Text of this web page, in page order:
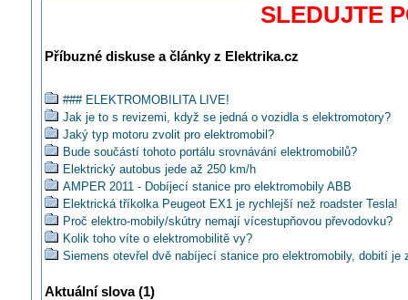
SLEDUJTE
Příbuzné diskuse a články z Elektrika.cz
### ELEKTROMOBILITA LIVE!
Jak je to s revizemi, když se jedná o vozidla s elektromotory?
Jaký typ motoru zvolit pro elektromobil?
Bude součástí tohoto portálu srovnávání elektromobilů?
Elektrický autobus jede až 250 km/h
AMPER 2011 - Dobíjecí stanice pro elektromobily ABB
Elektrická tříkolka Peugeot EX1 je rychlejší než roadster Tesla!
Proč elektro-mobily/skútry nemají vícestupňovou převodovku?
Kolik toho víte o elektromobilitě vy?
Siemens otevřel dvě nabíjecí stanice pro elektromobily, dobití je
ABB: Elektromobily a jejich nabíjení
Aktuální slova (1)